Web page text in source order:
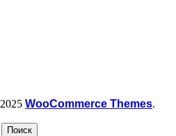
2025 WooCommerce Themes.
Поиск